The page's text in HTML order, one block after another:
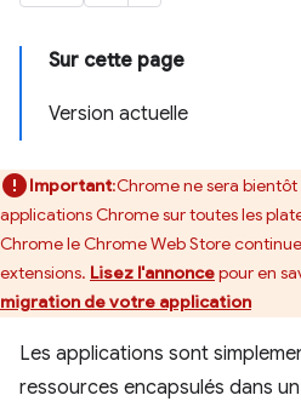
Sur cette page
Version actuelle
Important:Chrome ne sera
applications Chrome sur toutes les
Chrome le Chrome Web Store
extensions. Lisez l'annoncepour en
migration de votre application
Les applications sont
ressources encapsulés dans